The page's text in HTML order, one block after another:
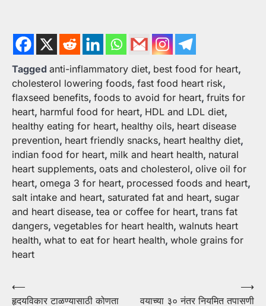
Tagged anti-inflammatory diet, best food for heart,
cholesterol lowering foods, fast food heart risk,
flaxseed benefits, foods to avoid for heart, fruits for
heart, harmful food for heart, HDL and LDL diet,
healthy eating for heart, healthy oils, heart disease
prevention, heart friendly snacks, heart healthy diet,
indian food for heart, milk and heart health, natural
heart supplements, oats and cholesterol, olive oil for
heart, omega 3 for heart, processed foods and heart,
salt intake and heart, saturated fat and heart, sugar
and heart disease, tea or coffee for heart, trans fat
dangers, vegetables for heart health, walnuts heart
health, what to eat for heart health, whole grains for
heart
Post
⟵
हृदयविकार टाळण्यासाठी कोणता
वयाच्या ३० नंतर नियमित तपासणी
⟶